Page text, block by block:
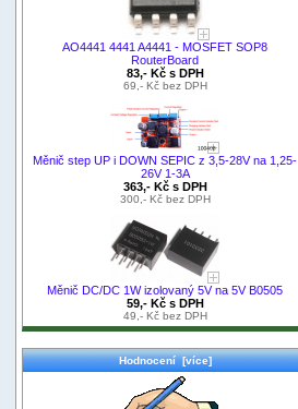
AO4441 4441 A4441 - MOSFET SOP8
RouterBoard
83,- Kč s DPH
69,- Kč bez DPH
Měnič step UP i DOWN SEPIC z 3,5-28V na 1,25-
26V 1-3A
363,- Kč s DPH
300,- Kč bez DPH
Měnič DC/DC 1W izolovaný 5V na 5V B0505
59,- Kč s DPH
49,- Kč bez DPH
Hodnocení [více]